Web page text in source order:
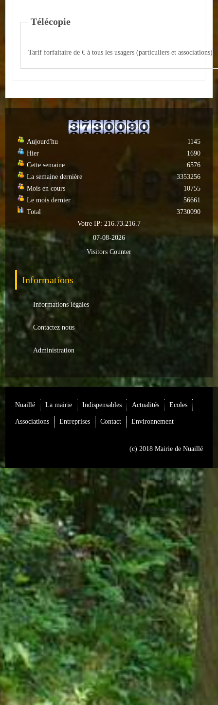
L'agriculture
Nos entreprises
Transports
Commerces
Hotels/Restaurants
Garages
Batiments/TP
Services
CONTACT
ENVIRONNEMENT
Informations générales
Actualités
Télécopie
Tarif forfaitaire de € à tous les usagers (particuliers et associations).
Aujourd'hu
Hier
Cette semaine
La semaine dernière
Mois en cours
Le mois dernier
Total
1145
1690
6576
3353256
10755
56661
3730090
Votre IP: 216.73.216.7
07-08-2026
Visitors Counter
Informations
Informations légales
Contactez nous
Administration
Nuaillé La mairie Indispensables Actualités Ecoles
Associations Entreprises Contact Environnement
(c) 2018 Mairie de Nuaillé